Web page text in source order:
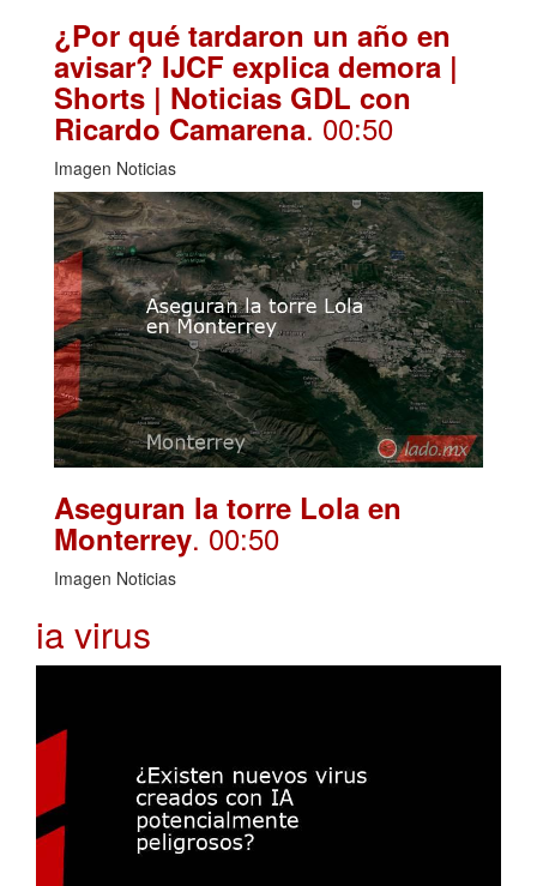
¿Por qué tardaron un año en
avisar? IJCF explica demora |
Shorts | Noticias GDL con
Ricardo Camarena. 00:50
Imagen Noticias
Aseguran la torre Lola en
Monterrey. 00:50
Imagen Noticias
ia virus